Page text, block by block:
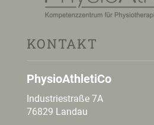
KONTAKT
PhysioAthletiCo
Industriestraße 7A
76829 Landau